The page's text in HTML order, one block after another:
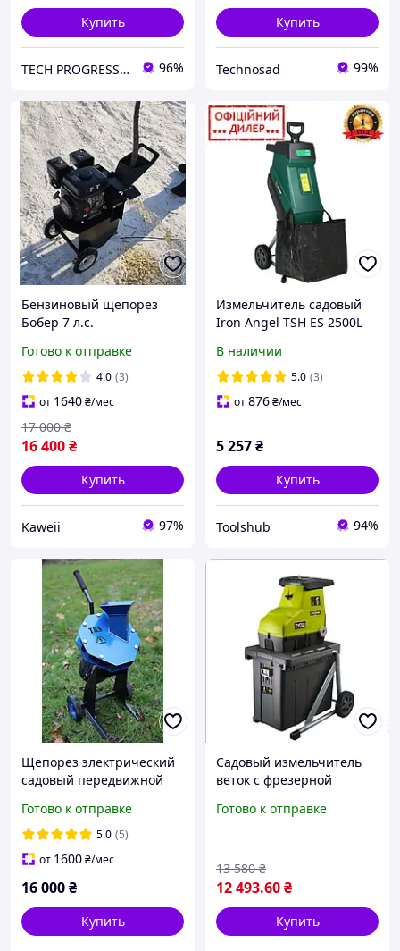
Купить
TECH PROGRESS магазин оборудования и техники 96%
Купить
Technosad 99%
Бензиновый щепорез
Бобер 7 л.с.
мм
Готово к отправке
4.0 (3)
от 1640₴/мес
16 400₴
17 000 ₴
Купить
Kaweii 97%
Измельчитель садовый
Iron Angel TSH ES 2500L
мм) Садовый шредер для
дома и дачи
В наличии
5.0 (3)
от876₴/мес
5 257₴
Купить
Toolshub 94%
Щепорез электрический
садовый передвижной
Готово к отправке
5.0 (5)
от 1600₴/мес
16 000₴
Купить
Садовый измельчитель
веток с фрезерной
RYOBI RSH3045U
Готово к отправке
12 493.60₴
13 580 ₴
Купить